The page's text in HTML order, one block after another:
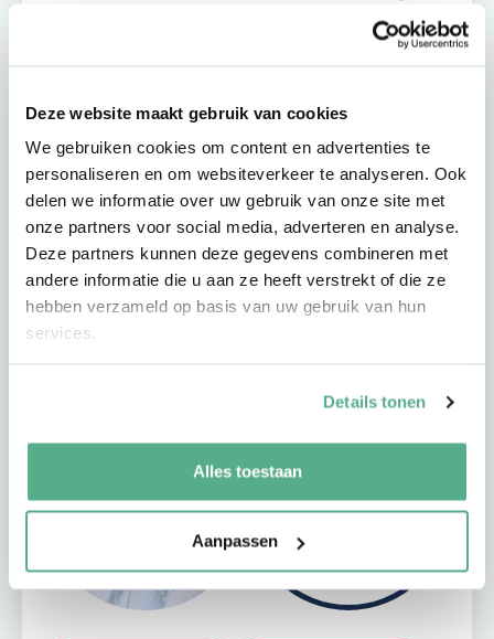
Deze website maakt gebruik van cookies
We gebruiken cookies om content en advertenties te
personaliseren en om websiteverkeer te analyseren. Ook
delen we informatie over uw gebruik van onze site met
onze partners voor social media, adverteren en analyse.
Deze partners kunnen deze gegevens combineren met
andere informatie die u aan ze heeft verstrekt of die ze
hebben verzameld op basis van uw gebruik van hun
services.
Details tonen
Alles toestaan
Aanpassen
en expertise. Zij zijn altijd bereikbaar en altijd dichtbij.
Ook bij jou in de buurt.
+72